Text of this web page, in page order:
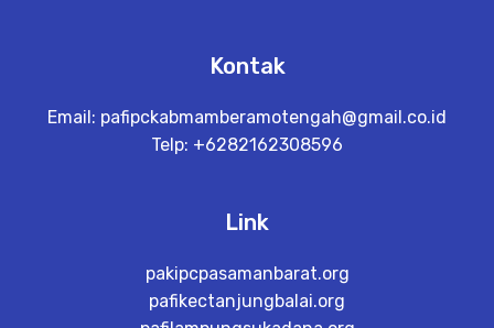
Kontak
Email: pafipckabmamberamotengah@gmail.co.id
Telp: +6282162308596
Link
pakipcpasamanbarat.org
pafikectanjungbalai.org